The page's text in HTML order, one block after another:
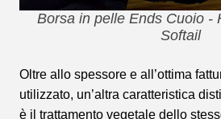
Borsa in pelle Ends Cuoio -
Softail
Oltre allo spessore e all’ottima
utilizzato, un’altra caratteristica
è il trattamento vegetale dello